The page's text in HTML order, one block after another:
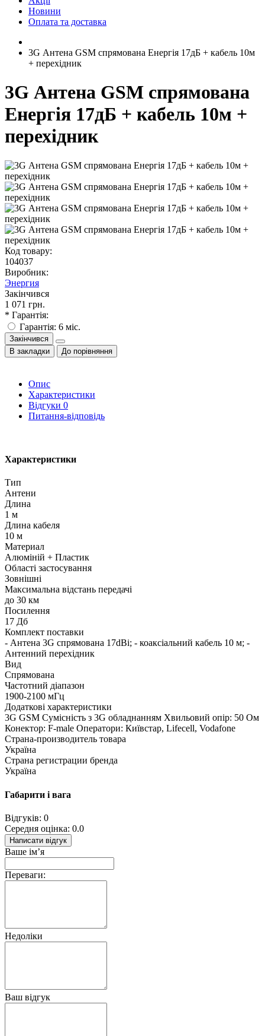
Новини
Оплата та доставка
3G Антена GSM спрямована Енергія 17дБ + кабель 10м
+ перехідник
3G Антена GSM спрямована
Енергія 17дБ + кабель 10м +
перехідник
Код товару:
104037
Виробник:
Энергия
Закінчився
1 071 грн.
* Гарантія:
Гарантія: 6 міс.
Закінчився
В закладки
До порівняння
Опис
Характеристики
Відгуки 0
Питання-відповідь
Характеристики
Тип
Антени
Длина
1 м
Длина кабеля
10 м
Материал
Алюміній + Пластик
Області застосування
Зовнішні
Максимальна відстань передачі
до 30 км
Посилення
17 Дб
Комплект поставки
- Антена 3G спрямована 17dBi; - коаксіальний кабель 10 м; -
Антенний перехідник
Вид
Спрямована
Частотний діапазон
1900-2100 мГц
Додаткові характеристики
3G GSM Сумісність з 3G обладнанням Хвильовий опір: 50 Ом
Конектор: F-male Оператори: Київстар, Lifecell, Vodafone
Страна-производитель товара
Україна
Страна регистрации бренда
Україна
Габарити і вага
Відгуків: 0
Середня оцінка: 0.0
Написати відгук
Ваше ім’я
Переваги:
Недоліки
Ваш відгук